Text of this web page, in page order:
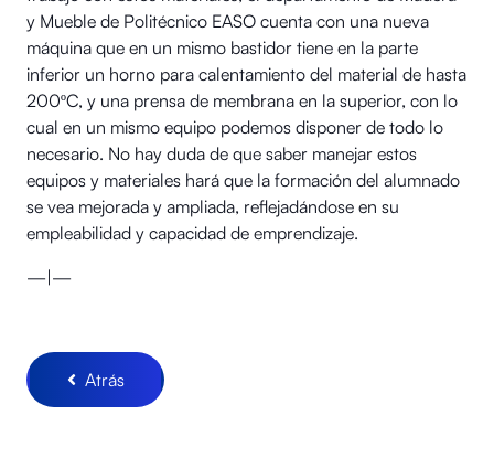
y Mueble de Politécnico EASO cuenta con una nueva
máquina que en un mismo bastidor tiene en la parte
inferior un horno para calentamiento del material de hasta
200ºC, y una prensa de membrana en la superior, con lo
cual en un mismo equipo podemos disponer de todo lo
necesario. No hay duda de que saber manejar estos
equipos y materiales hará que la formación del alumnado
se vea mejorada y ampliada, reflejadándose en su
empleabilidad y capacidad de emprendizaje.
—|—
Atrás